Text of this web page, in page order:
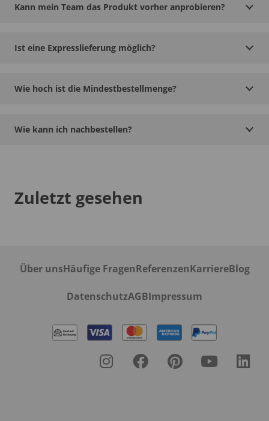
Kann mein Team das Produkt vorher anprobieren?
Ist eine Expresslieferung möglich?
Wie hoch ist die Mindestbestellmenge?
Wie kann ich nachbestellen?
Zuletzt gesehen
Über unsHäufige FragenReferenzenKarriereBlog
DatenschutzAGBImpressum